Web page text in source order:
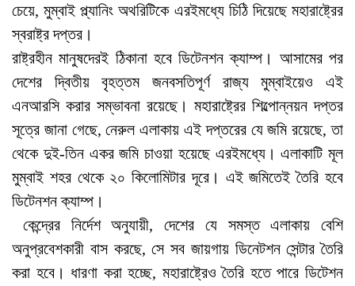
চেয়ে, মুম্বাই প্ল্যানিং অথরিটিকে এরইমধ্যে চিঠি দিয়েছে মহারাষ্ট্রের
স্বরাষ্ট্র দপ্তর।
রাষ্ট্রহীন মানুষদেরই ঠিকানা হবে ডিটেনশন ক্যাম্প। আসামের পর
দেশের দ্বিতীয় বৃহত্তম জনবসতিপূর্ণ রাজ্য মুম্বাইয়েও এই
এনআরসি করার সম্ভাবনা রয়েছে। মহারাষ্ট্রের শিল্পোন্নয়ন দপ্তর
সূত্রে জানা গেছে, নেরুল এলাকায় এই দপ্তরের যে জমি রয়েছে, তা
থেকে দুই-তিন একর জমি চাওয়া হয়েছে ‌এরইমধ্যে। এলাকাটি মূল
মুম্বাই শহর থেকে ২০ কিলোমিটার দূরে। এই জমিতেই তৈরি হবে
ডিটেনশন ক্যাম্প।
কেন্দ্রের নির্দেশ অনুযায়ী, দেশের যে সমস্ত এলাকায় বেশি
অনুপ্রবেশকারী বাস করছে, সে সব জায়গায় ডিনেটশন সেন্টার তৈরি
করা হবে। ধারণা করা হচ্ছে, মহারাষ্ট্রেও তৈরি হতে পারে ডিটেশন